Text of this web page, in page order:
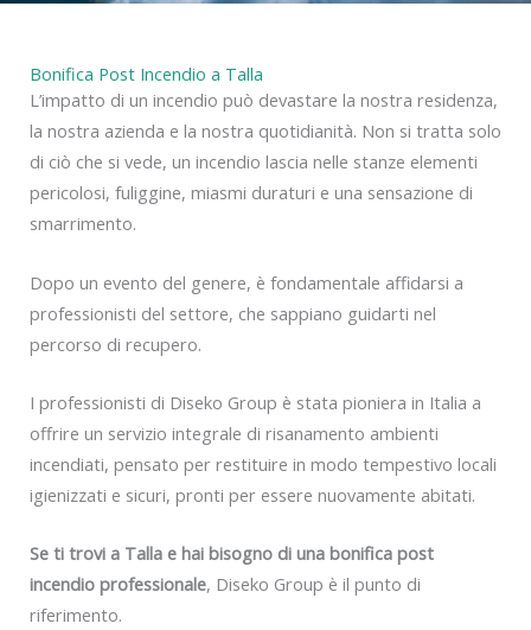
Bonifica Post Incendio a Talla
L’impatto di un incendio può devastare la nostra residenza,
la nostra azienda e la nostra quotidianità. Non si tratta solo
di ciò che si vede, un incendio lascia nelle stanze elementi
pericolosi, fuliggine, miasmi duraturi e una sensazione di
smarrimento.
Dopo un evento del genere, è fondamentale affidarsi a
professionisti del settore, che sappiano guidarti nel
percorso di recupero.
I professionisti di Diseko Group è stata pioniera in Italia a
offrire un servizio integrale di risanamento ambienti
incendiati, pensato per restituire in modo tempestivo locali
igienizzati e sicuri, pronti per essere nuovamente abitati.
Se ti trovi a Talla e hai bisogno di una bonifica post
incendio professionale, Diseko Group è il punto di
riferimento.